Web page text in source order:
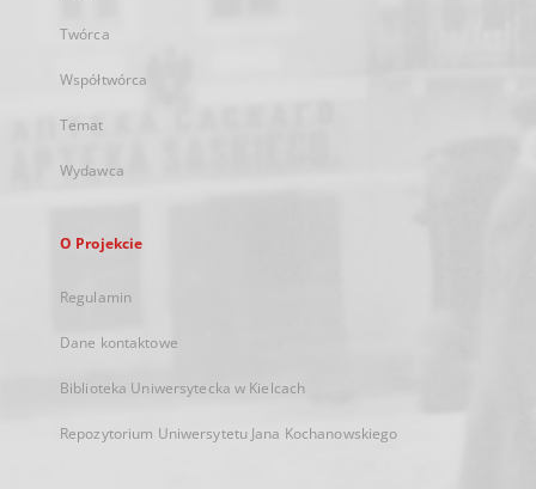
Twórca
Współtwórca
Temat
Wydawca
O Projekcie
Regulamin
Dane kontaktowe
Biblioteka Uniwersytecka w Kielcach
Repozytorium Uniwersytetu Jana Kochanowskiego